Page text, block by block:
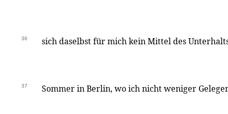
36 sich daselbst für mich kein Mittel des
37 Sommer in Berlin, wo ich nicht weniger